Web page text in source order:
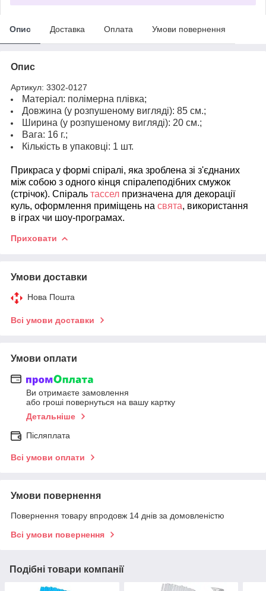
Опис Доставка Оплата Умови повернення
Опис
Артикул: 3302-0127
Матеріал: полімерна плівка;
Довжина (у розпушеному вигляді): 85 см.;
Ширина (у розпушеному вигляді): 20 см.;
Вага: 16 г.;
Кількість в упаковці: 1 шт.
Прикраса у формі спіралі, яка зроблена зі з'єднаних
між собою з одного кінця спіралеподібних смужок
(стрічок). Спіраль тассел призначена для декорації
куль, оформлення приміщень на свята, використання
в іграх чи шоу-програмах.
Приховати
Умови доставки
Нова Пошта
Всі умови доставки
Умови оплати
Ви отримаєте замовлення
або гроші повернуться на вашу картку
Детальніше
Післяплата
Всі умови оплати
Умови повернення
Повернення товару впродовж 14 днів за домовленістю
Всі умови повернення
Подібні товари компанії